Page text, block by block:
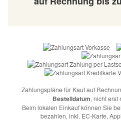
Zahlungspläne für Kauf auf
Bestelldatum, nicht erst
Beim lokalen Einkauf können Sie
bezahlen, inkl. EC-Karte,